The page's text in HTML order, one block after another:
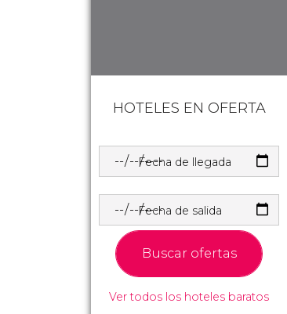
HOTELES EN OFERTA
Fecha de llegada
Fecha de salida
Buscar ofertas
Ver todos los hoteles baratos